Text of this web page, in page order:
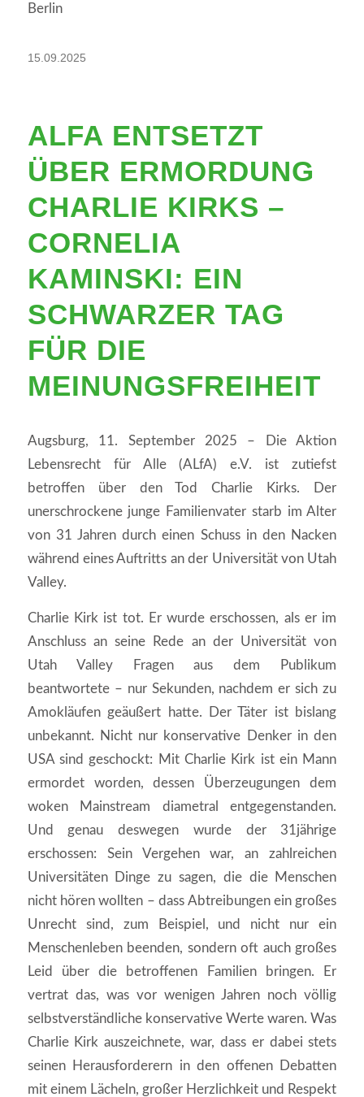
Berlin
15.09.2025
ALFA ENTSETZT
ÜBER ERMORDUNG
CHARLIE KIRKS –
CORNELIA
KAMINSKI: EIN
SCHWARZER TAG
FÜR DIE
MEINUNGSFREIHEIT
Augsburg, 11. September 2025 – Die Aktion
Lebensrecht für Alle (ALfA) e.V. ist zutiefst
betroffen über den Tod Charlie Kirks. Der
unerschrockene junge Familienvater starb im Alter
von 31 Jahren durch einen Schuss in den Nacken
während eines Auftritts an der Universität von Utah
Valley.
Charlie Kirk ist tot. Er wurde erschossen, als er im
Anschluss an seine Rede an der Universität von
Utah Valley Fragen aus dem Publikum
beantwortete – nur Sekunden, nachdem er sich zu
Amokläufen geäußert hatte. Der Täter ist bislang
unbekannt. Nicht nur konservative Denker in den
USA sind geschockt: Mit Charlie Kirk ist ein Mann
ermordet worden, dessen Überzeugungen dem
woken Mainstream diametral entgegenstanden.
Und genau deswegen wurde der 31jährige
erschossen: Sein Vergehen war, an zahlreichen
Universitäten Dinge zu sagen, die die Menschen
nicht hören wollten – dass Abtreibungen ein großes
Unrecht sind, zum Beispiel, und nicht nur ein
Menschenleben beenden, sondern oft auch großes
Leid über die betroffenen Familien bringen. Er
vertrat das, was vor wenigen Jahren noch völlig
selbstverständliche konservative Werte waren. Was
Charlie Kirk auszeichnete, war, dass er dabei stets
seinen Herausforderern in den offenen Debatten
mit einem Lächeln, großer Herzlichkeit und Respekt